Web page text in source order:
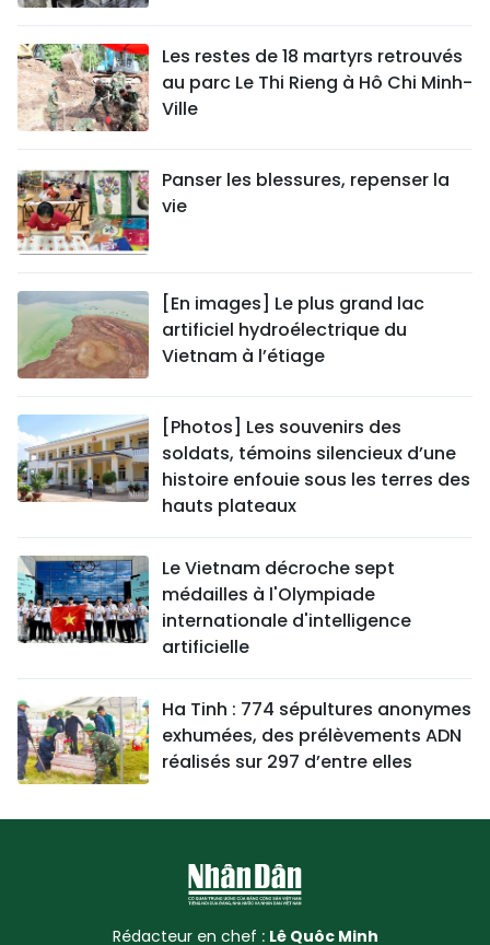
Les restes de 18 martyrs retrouvés
au parc Le Thi Rieng à Hô Chi Minh-
Ville
Panser les blessures, repenser la
vie
[En images] Le plus grand lac
artificiel hydroélectrique du
Vietnam à l’étiage
[Photos] Les souvenirs des
soldats, témoins silencieux d’une
histoire enfouie sous les terres des
hauts plateaux
Le Vietnam décroche sept
médailles à l'Olympiade
internationale d'intelligence
artificielle
Ha Tinh : 774 sépultures anonymes
exhumées, des prélèvements ADN
réalisés sur 297 d’entre elles
Rédacteur en chef : Lê Quôc Minh